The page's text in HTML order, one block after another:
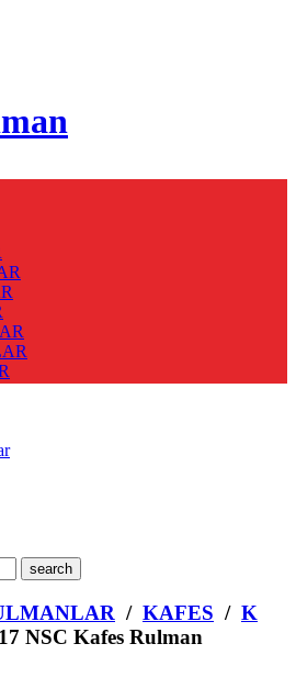
/ KAFES / K
NSC Kafes Rulman